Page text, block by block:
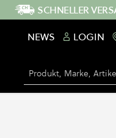
SCHNELLER
NEWS
LOGIN